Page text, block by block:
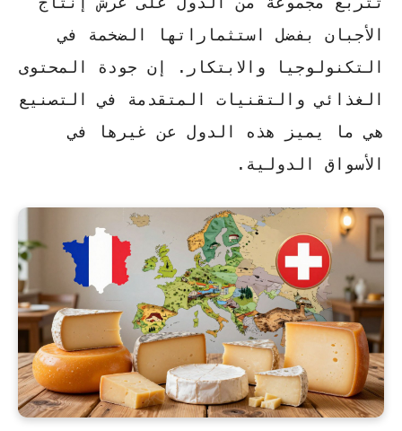
الأجبان بفضل استثماراتها الضخمة في
التكنولوجيا والابتكار. إن جودة المحتوى
الغذائي والتقنيات المتقدمة في التصنيع
هي ما يميز هذه الدول عن غيرها في
الأسواق الدولية.